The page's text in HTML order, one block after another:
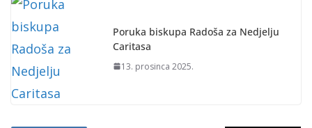
Poruka biskupa Radoša za Nedjelju
Caritasa
13. prosinca 2025.